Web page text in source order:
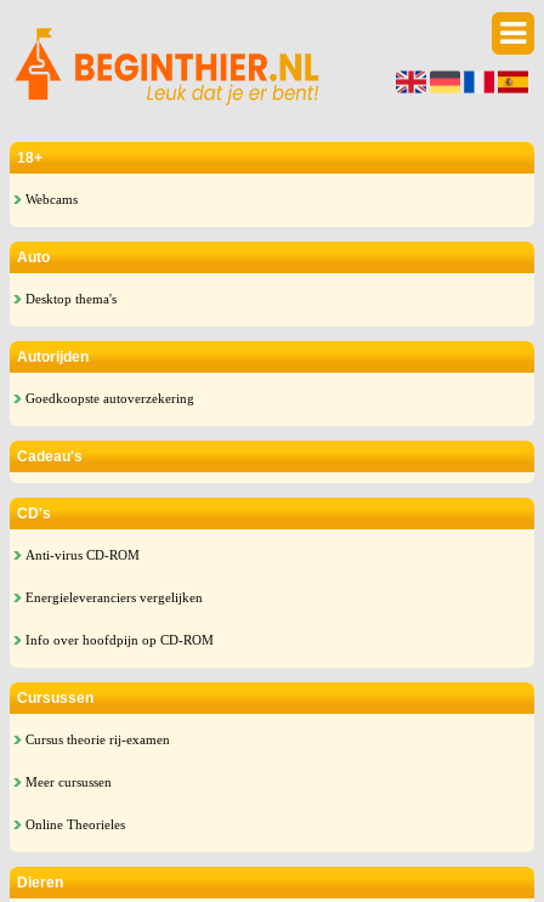
18+
Webcams
Auto
Desktop thema's
Autorijden
Goedkoopste autoverzekering
Cadeau's
CD's
Anti-virus CD-ROM
Energieleveranciers vergelijken
Info over hoofdpijn op CD-ROM
Cursussen
Cursus theorie rij-examen
Meer cursussen
Online Theorieles
Dieren